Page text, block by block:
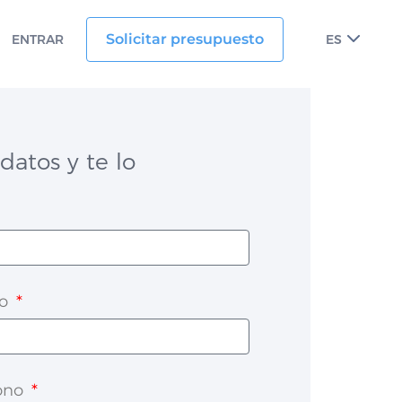
ENTRAR Solicitar presupuesto ES
y te lo